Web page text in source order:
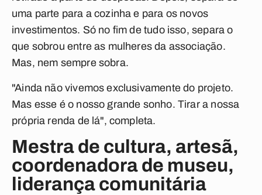
uma parte para a cozinha e para os novos
investimentos. Só no fim de tudo isso, separa o
que sobrou entre as mulheres da associação.
Mas, nem sempre sobra.
"Ainda não vivemos exclusivamente do projeto.
Mas esse é o nosso grande sonho. Tirar a nossa
própria renda de lá", completa.
Mestra de cultura, artesã,
coordenadora de museu,
liderança comunitária